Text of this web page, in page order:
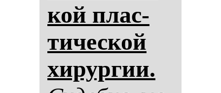
кой плас­
ти­чес­кой
хи­рур­гии.